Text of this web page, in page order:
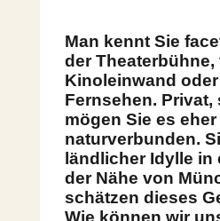
Man kennt Sie
der
Kinoleinwand
Fernsehen. Privat,
mögen Sie es
naturverbunden.
ländlicher Idylle in
der Nähe von
schätzen dieses
Wie können wir